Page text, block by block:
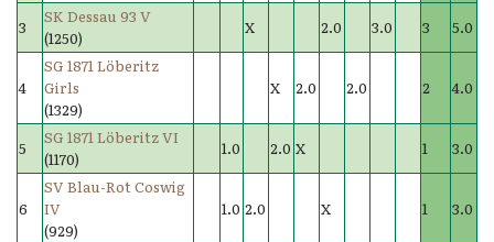
3
SK Dessau 93 V
(1250)
X 2.0 3.0 3 5.0
4
SG 1871 Löberitz
Girls
(1329)
X 2.0 2.0 2 4.0
5
SG 1871 Löberitz VI
(1170)
1.0 2.0 X 1 3.0
6
SV Blau-Rot Coswig
IV
(929)
1.0 2.0 X 1 3.0